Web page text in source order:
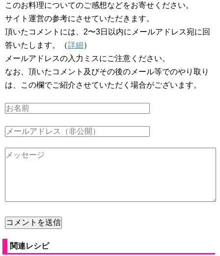
このお料理についてのご感想などをお寄せください。
サイト運営の参考にさせていただきます。
頂いたコメントには、2〜3日以内にメールアドレス宛に回
答いたします。（詳細）
メールアドレスの入力ミスにご注意ください。
なお、頂いたコメント及びその後のメール等でのやり取り
は、この欄でご紹介させていただく場合がございます。
関連レシピ